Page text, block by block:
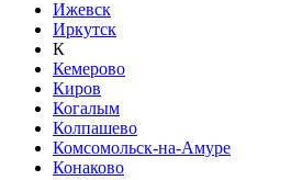
Ижевск
Иркутск
К
Кемерово
Киров
Когалым
Колпашево
Комсомольск-на-Амуре
Конаково